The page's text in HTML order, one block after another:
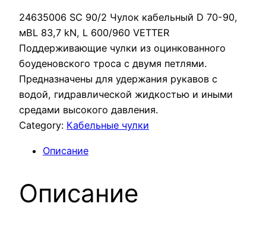
24635006 SC 90/2 Чулок кабельный D 70-90,
мBL 83,7 kN, L 600/960 VETTER
Поддерживающие чулки из оцинкованного
боуденовского троса с двумя петлями.
Предназначены для удержания рукавов с
водой, гидравлической жидкостью и иными
средами высокого давления.
Category: Кабельные чулки
Описание
Описание